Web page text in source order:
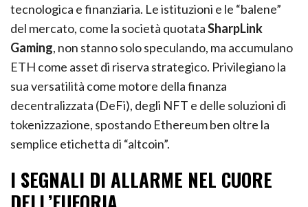
tecnologica e finanziaria. Le istituzioni e le “balene”
del mercato, come la società quotataSharpLink
Gaming, non stanno solo speculando, ma accumulano
ETH come asset di riserva strategico. Privilegiano la
sua versatilità come motore della finanza
decentralizzata (DeFi), degli NFT e delle soluzioni di
tokenizzazione, spostando Ethereum ben oltre la
semplice etichetta di “altcoin”.
I SEGNALI DI ALLARME NEL CUORE